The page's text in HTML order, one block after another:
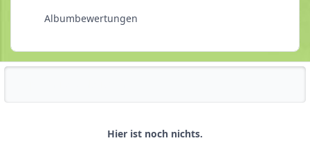
Albumbewertungen
Hier ist noch nichts.